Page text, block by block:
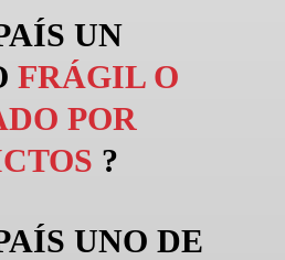
UN
FRÁGIL O
POR
?
UNO DE